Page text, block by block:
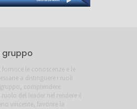
gruppo
le conoscenze e le
a distinguere i ruoli
comprendere
del leader nel rendere il
vincente, favorire la